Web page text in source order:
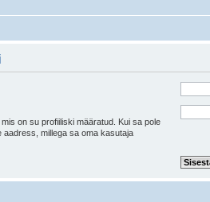
on su profiiliski määratud. Kui sa pole
aadress, millega sa oma kasutaja